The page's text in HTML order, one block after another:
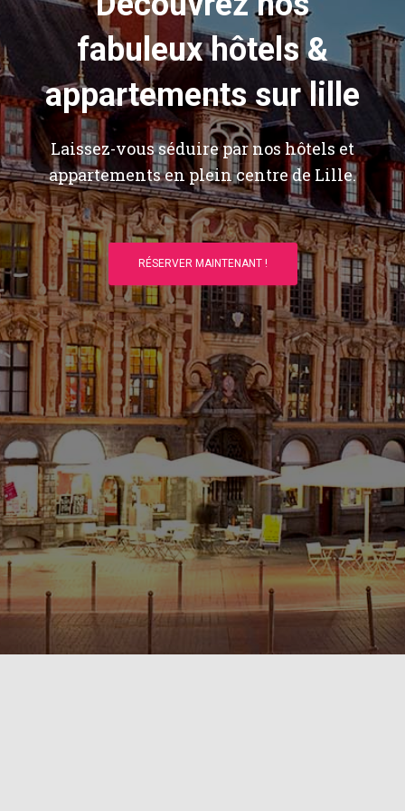
fabuleux hôtels &
appartements sur lille
Laissez-vous séduire par nos hôtels et
appartements en plein centre de Lille.
RÉSERVER MAINTENANT !